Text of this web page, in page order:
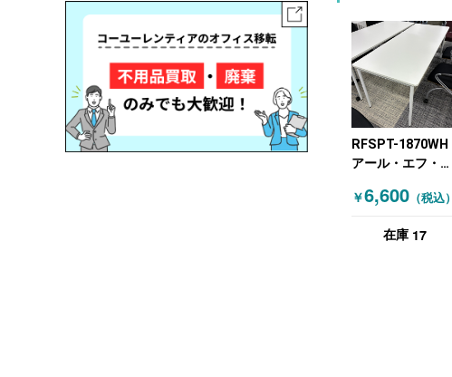
RFSPT-1870WH
アール・エフ・ヤ
グテーブル ホワイ
￥6,600 （税込）
在庫 17